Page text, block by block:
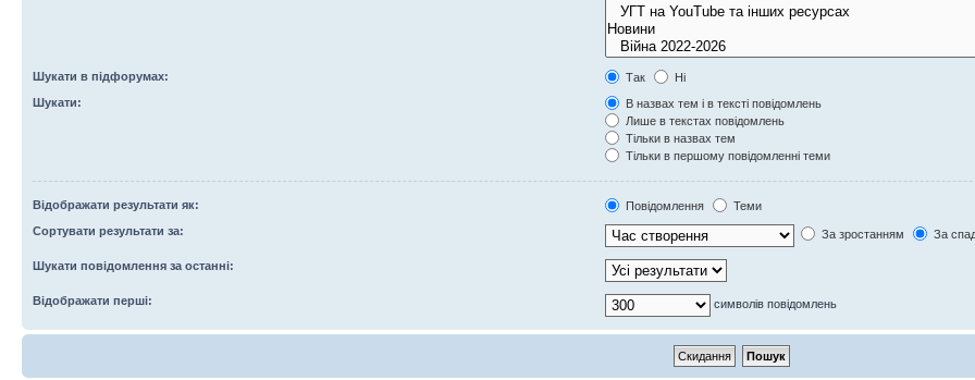
Шукати в підфорумах: Так
Ні
Шукати:
В назвах тем і в тексті повідомлень
Лише в текстах повідомлень
Тільки в назвах тем
Тільки в першому повідомленні теми
Відображати результати як: Повідомлення
Теми
Сортувати результати за:
За зростанням За
Шукати повідомлення за останні:
Відображати перші: символів повідомлень